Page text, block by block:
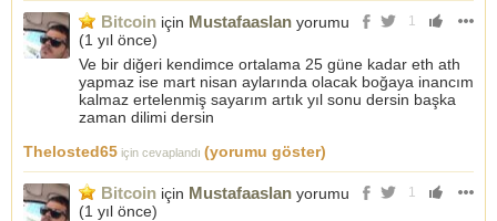
1
Bitcoin için Mustafaaslan yorumu
(1 yıl önce)
Ve bir diğeri kendimce ortalama 25 güne kadar eth ath
yapmaz ise mart nisan aylarında olacak boğaya inancım
kalmaz ertelenmiş sayarım artık yıl sonu dersin başka
zaman dilimi dersin
Thelosted65 için cevaplandı (yorumu göster)
1
Bitcoin için Mustafaaslan yorumu
(1 yıl önce)